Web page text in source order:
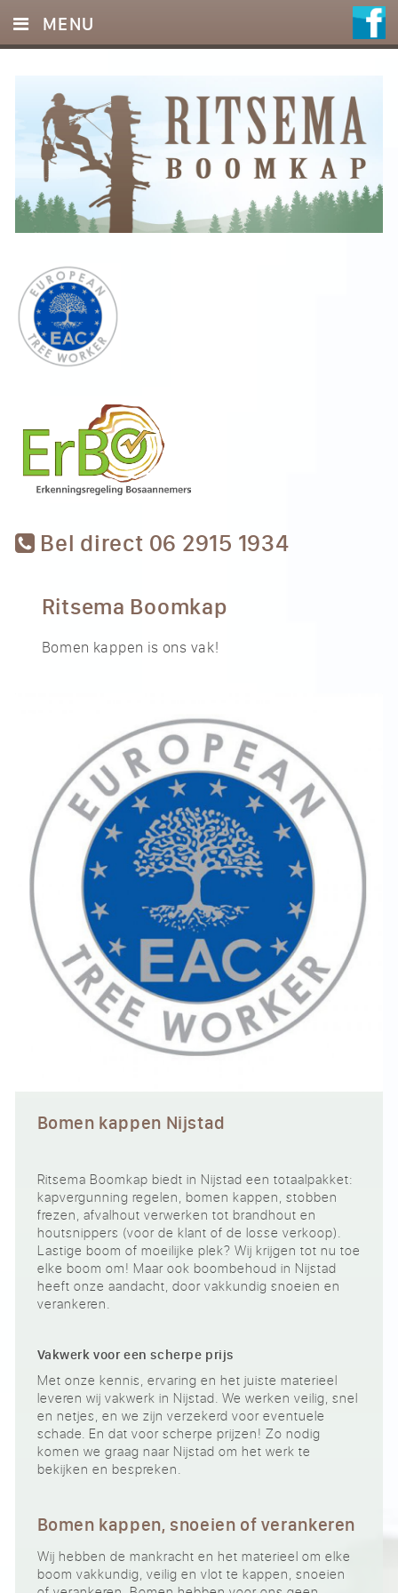
Bel direct 06 2915 1934
MENU
DIENSTEN
FOTO’S
REFERENTIES
OFFERTE
CONTACT
Ritsema Boomkap
Bomen kappen is ons vak!
Bomen kappen Nijstad
Ritsema Boomkap biedt in Nijstad een totaalpakket:
kapvergunning regelen, bomen kappen, stobben
frezen, afvalhout verwerken tot brandhout en
houtsnippers (voor de klant of de losse verkoop).
Lastige boom of moeilijke plek? Wij krijgen tot nu toe
elke boom om! Maar ook boombehoud in Nijstad
heeft onze aandacht, door vakkundig snoeien en
verankeren.
Vakwerk voor een scherpe prijs
Met onze kennis, ervaring en het juiste materieel
leveren wij vakwerk in Nijstad. We werken veilig, snel
en netjes, en we zijn verzekerd voor eventuele
schade. En dat voor scherpe prijzen! Zo nodig
komen we graag naar Nijstad om het werk te
bekijken en bespreken.
Bomen kappen, snoeien of verankeren
Wij hebben de mankracht en het materieel om elke
boom vakkundig, veilig en vlot te kappen, snoeien